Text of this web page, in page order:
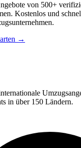
von 500+
Kostenlos und
→
in über 150 Ländern.